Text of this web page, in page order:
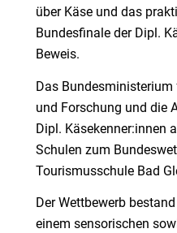
über Käse und das
Bundesfinale der Dipl.
Beweis.
Das
und Forschung und die
Dipl. Käsekenner:innen
Schulen zum
Tourismusschule Bad
Der Wettbewerb
einem sensorischen